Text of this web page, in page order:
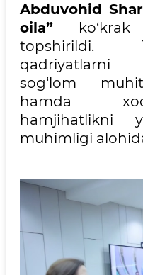
Abduvohid
oila”
topshirildi.
qadriyatlarni
sog‘lom
hamda
hamjihatlikni
muhimligi